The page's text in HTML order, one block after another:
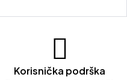
Korisnička podrška